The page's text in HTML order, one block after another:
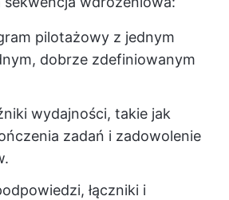
pilotażowy z jednym
dobrze zdefiniowanym
wydajności, takie jak
zadań i zadowolenie
łączniki i